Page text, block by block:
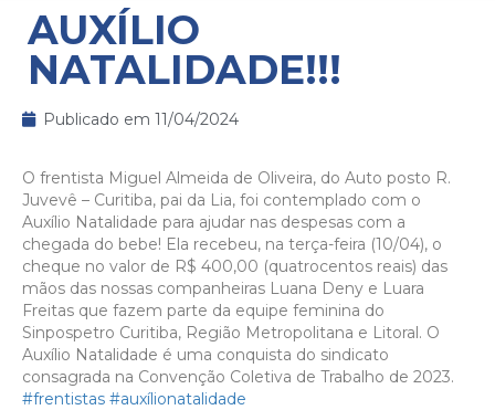
AUXÍLIO
NATALIDADE!!!
Publicado em 11/04/2024
O frentista Miguel Almeida de Oliveira, do Auto posto R.
Juvevê – Curitiba, pai da Lia, foi contemplado com o
Auxílio Natalidade para ajudar nas despesas com a
chegada do bebe! Ela recebeu, na terça-feira (10/04), o
cheque no valor de R$ 400,00 (quatrocentos reais) das
mãos das nossas companheiras Luana Deny e Luara
Freitas que fazem parte da equipe feminina do
Sinpospetro Curitiba, Região Metropolitana e Litoral. O
Auxílio Natalidade é uma conquista do sindicato
consagrada na Convenção Coletiva de Trabalho de 2023.
#frentistas #auxílionatalidade